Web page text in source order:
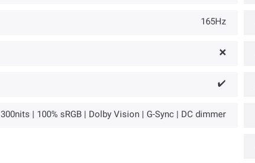
165Hz
❌
✔️
300nits | 100% sRGB | Dolby Vision | G-Sync | DC dimmer